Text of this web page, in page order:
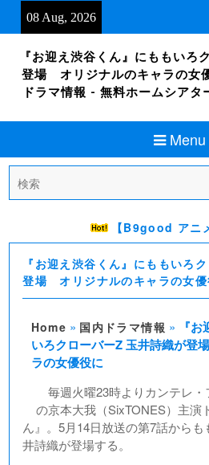
08 Aug, 2026
『お迎え渋谷くん』にももいろ
登場 オリジナルのキャラの女
ドラマ情報 - 無料ホームシア
Menu
for:
【B9good アニ
『お迎え渋谷くん』にももいろ
登場 オリジナルのキャラの女優
Home » 国内ドラマ情報 »
『
いろクローバーZ 玉井詩織が登
ラの女優役に
毎週火曜23時よりカンテレ・
の京本大我（SixTONES）主演
ん』。5月14日放送の第7話から
井詩織が登場する。